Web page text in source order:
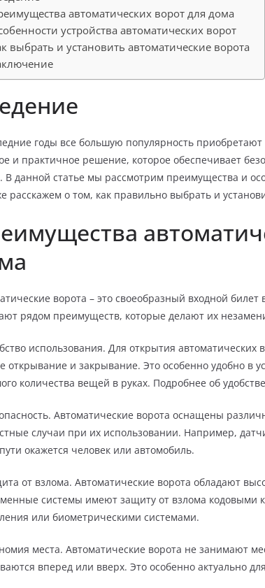
автоматических ворот для дома
устройства автоматических ворот
выбрать и установить автоматические ворота
годы все большую популярность
и практичное решение, которое обеспечивает
В данной статье мы рассмотрим преимущества и
расскажем о том, как правильно выбрать и
ворота – это своеобразный входной
рядом преимуществ, которые делают их
использования. Для открытия
открывание и закрывание. Это особенно удобно в
количества вещей в руках. Подробнее об
Автоматические ворота оснащены
случаи при их использовании. Например,
окажется человек или автомобиль.
от взлома. Автоматические ворота обладают
системы имеют защиту от взлома кодовыми
или биометрическими системами.
места. Автоматические ворота не занимают
вперед или вверх. Это особенно актуально